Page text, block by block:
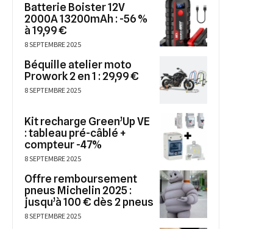
Batterie Boister 12V
2000A 13200mAh : -56 %
à 19,99 €
8 SEPTEMBRE 2025
Béquille atelier moto
Prowork 2 en 1 : 29,99 €
8 SEPTEMBRE 2025
Kit recharge Green’Up VE
: tableau pré-câblé +
compteur -47%
8 SEPTEMBRE 2025
Offre remboursement
pneus Michelin 2025 :
jusqu’à 100 € dès 2 pneus
8 SEPTEMBRE 2025